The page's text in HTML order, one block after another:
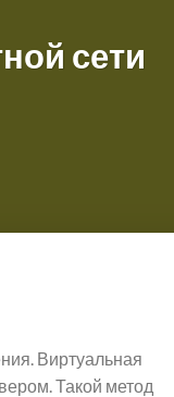
сети
Виртуальная
Такой метод